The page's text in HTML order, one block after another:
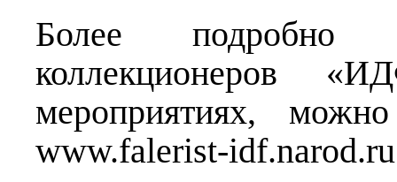
Более
коллекционеров
мероприятиях,
www.falerist-